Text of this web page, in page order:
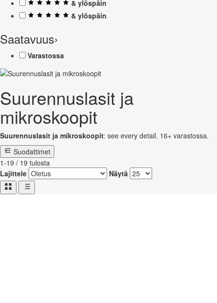
& ylöspäin
& ylöspäin
Saatavuus›
Varastossa
Suurennuslasit ja
mikroskoopit
Suurennuslasit ja mikroskoopit: see every detail. 16+ varastossa.
Suodattimet
1-19 / 19 tulosta
Lajittele
Näytä